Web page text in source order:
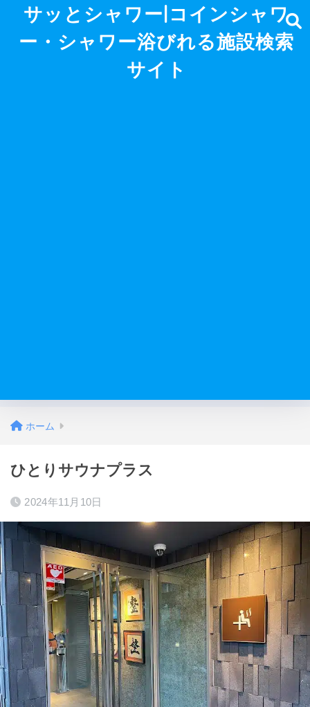
サッとシャワー|コインシャワ
ー・シャワー浴びれる施設検索
サイト
ホーム
ひとりサウナプラス
2024年11月10日